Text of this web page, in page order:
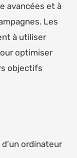
avancées et à
Les
à utiliser
optimiser
objectifs
ordinateur